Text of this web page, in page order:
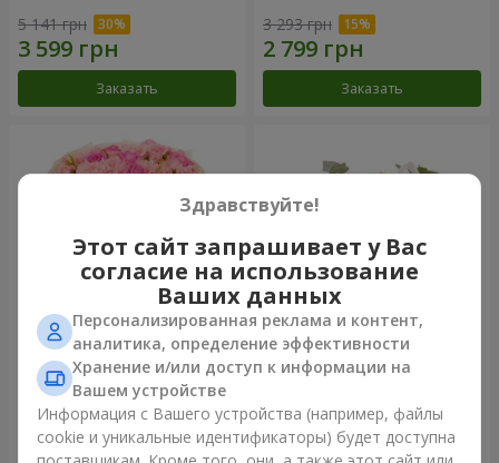
5 141 грн
Заказать
3 293 грн
Заказать
Букет "Розовая нежность"
5 084 грн
Композиция "Ностальжи"
7 856 грн
Здравствуйте!
Этот сайт запрашивает у Вас
согласие на использование
Ваших данных
Персонализированная реклама и контент,
аналитика, определение эффективности
Хранение и/или доступ к информации на
Вашем устройстве
Информация с Вашего устройства (например, файлы
cookie и уникальные идентификаторы) будет доступна